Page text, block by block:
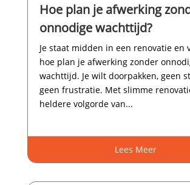
Hoe plan je afwerking
onnodige wachttijd?
Je staat midden in een renovatie en
hoe plan je afwerking zonder
wachttijd.​ Je wilt doorpakken, geen
geen frustratie.​ Met slimme
heldere volgorde van...
Lees Meer